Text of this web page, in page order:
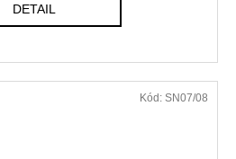
DETAIL
Kód: SN07/08